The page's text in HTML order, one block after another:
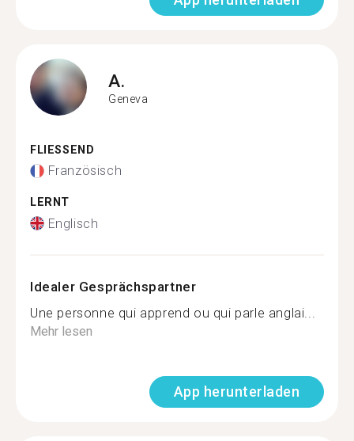
A.
Geneva
FLIESSEND
Französisch
LERNT
Englisch
Idealer Gesprächspartner
Une personne qui apprend ou qui parle anglai...
Mehr lesen
App herunterladen